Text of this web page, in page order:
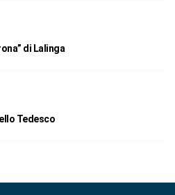
di Lalinga
Tedesco